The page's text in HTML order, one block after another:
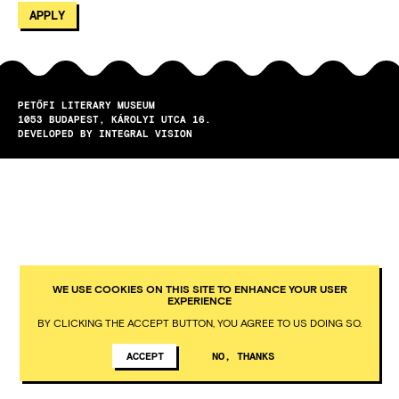
PETŐFI LITERARY MUSEUM
1053
BUDAPEST
KÁROLYI UTCA 16.
DEVELOPED BY INTEGRAL VISION
WE USE COOKIES ON THIS SITE TO ENHANCE YOUR USER
EXPERIENCE
BY CLICKING THE ACCEPT BUTTON, YOU AGREE TO US DOING SO.
ACCEPT NO, THANKS